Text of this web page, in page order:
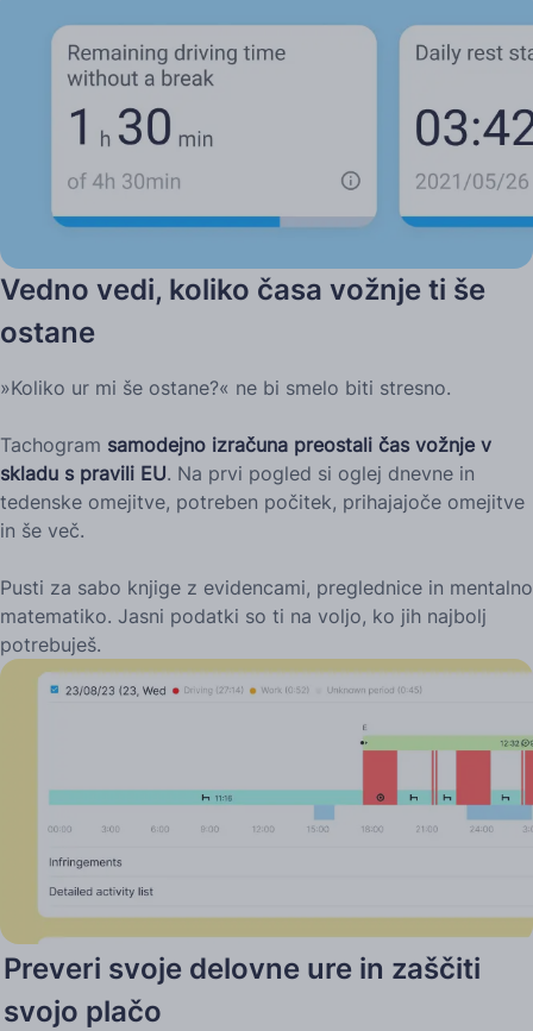
Vedno vedi, koliko časa vožnje ti še
ostane
»Koliko ur mi še ostane?« ne bi smelo biti stresno.
Tachogram samodejno izračuna preostali čas vožnje v
skladu s pravili EU. Na prvi pogled si oglej dnevne in
tedenske omejitve, potreben počitek, prihajajoče omejitve
in še več.
Pusti za sabo knjige z evidencami, preglednice in mentalno
matematiko. Jasni podatki so ti na voljo, ko jih najbolj
potrebuješ.
Preveri svoje delovne ure in zaščiti
svojo plačo